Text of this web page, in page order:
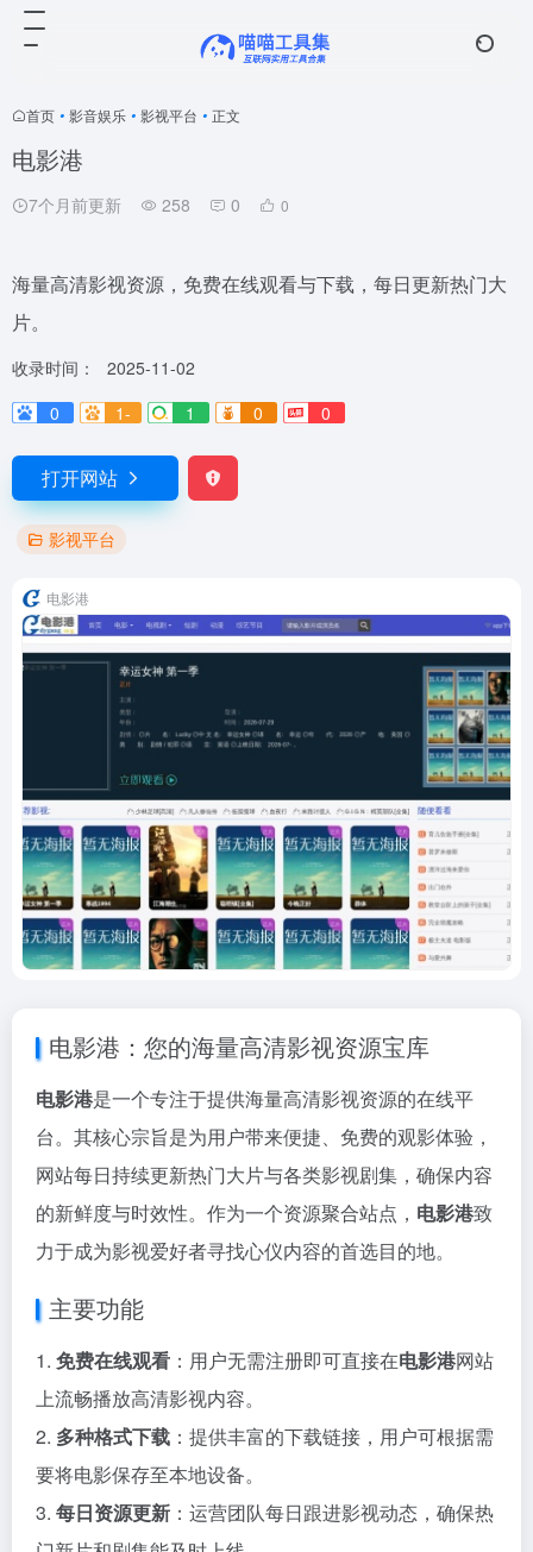
首页 • 影音娱乐 • 影视平台 • 正文
电影港
7个月前更新 258 0 0
海量高清影视资源，免费在线观看与下载，每日更新热门大
片。
收录时间：
2025-11-02
0
1- 1 0 0
打开网站
影视平台
电影港
电影港：您的海量高清影视资源宝库
电影港是一个专注于提供海量高清影视资源的在线平
台。其核心宗旨是为用户带来便捷、免费的观影体验，
网站每日持续更新热门大片与各类影视剧集，确保内容
的新鲜度与时效性。作为一个资源聚合站点， 电影港致
力于成为影视爱好者寻找心仪内容的首选目的地。
主要功能
1. 免费在线观看 ：用户无需注册即可直接在电影港网站
上流畅播放高清影视内容。
2. 多种格式下载 ：提供丰富的下载链接，用户可根据需
要将电影保存至本地设备。
3. 每日资源更新 ：运营团队每日跟进影视动态，确保热